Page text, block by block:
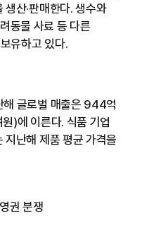
생산·판매한다. 생수와
동물 사료 등 다른
유하고 있다.
해 글로벌 매출은 944억
)에 이른다. 식품 기업
지난해 제품 평균 가격을
권 분쟁